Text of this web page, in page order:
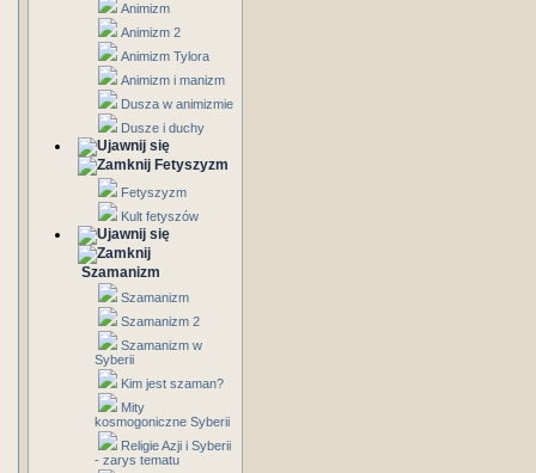
Animizm
Animizm 2
Animizm Tylora
Animizm i manizm
Dusza w animizmie
Dusze i duchy
Fetyszyzm
Fetyszyzm
Kult fetyszów
Szamanizm
Szamanizm
Szamanizm 2
Szamanizm w
Syberii
Kim jest szaman?
Mity
kosmogoniczne Syberii
Religie Azji i Syberii
- zarys tematu